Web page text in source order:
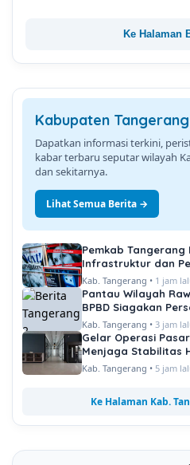
Ke Halaman
Kabupaten Tangerang
Dapatkan informasi terkini,
kabar terbaru seputar wilayah
dan sekitarnya.
Lihat Semua Berita →
Pemkab
Infrastruktur dan
Kab. Tangerang • 1 jam
Pantau Wilayah
BPBD Siagakan
Kab. Tangerang • 3 jam
Gelar Operasi
Menjaga Stabilitas
Kab. Tangerang • 5 jam
Ke Halaman Kab.